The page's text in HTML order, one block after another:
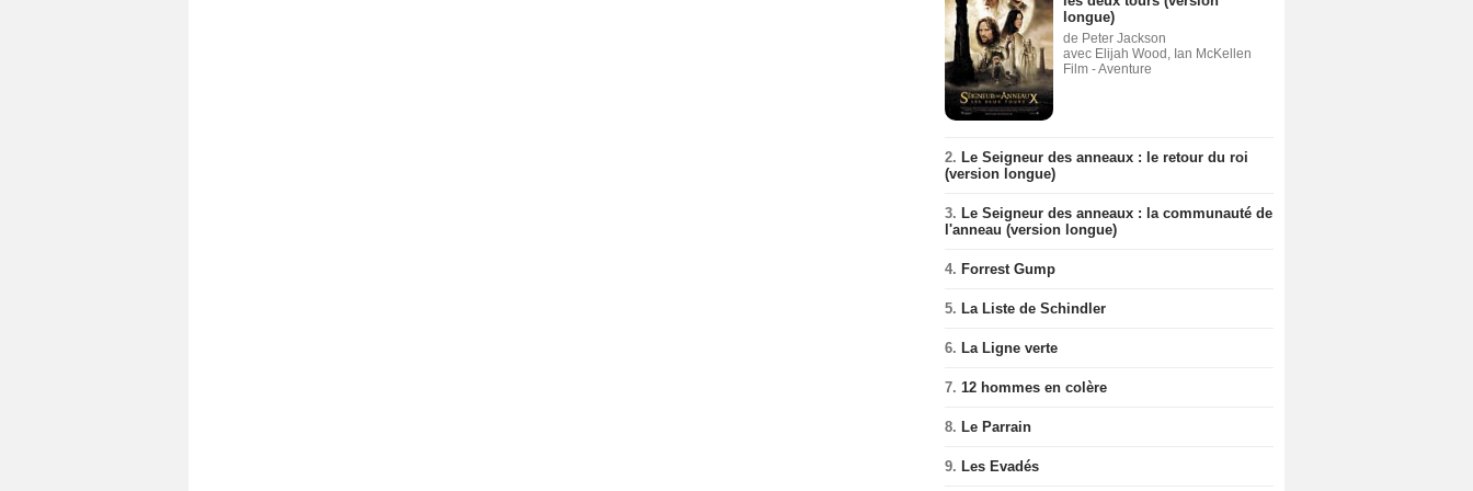
longue)
de Peter Jackson
avec Elijah Wood, Ian McKellen
Film - Aventure
2. Le Seigneur des anneaux : le retour du roi
(version longue)
3. Le Seigneur des anneaux : la communauté de
l'anneau (version longue)
4. Forrest Gump
5. La Liste de Schindler
6. La Ligne verte
7. 12 hommes en colère
8. Le Parrain
9. Les Evadés